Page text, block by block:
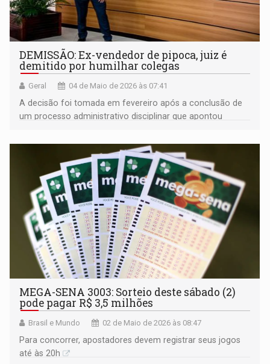
DEMISSÃO: Ex-vendedor de pipoca, juiz é
demitido por humilhar colegas
Geral 04 de Maio de 2026 às 07:41
A decisão foi tomada em fevereiro após a conclusão de
um processo administrativo disciplinar que apontou
MEGA-SENA 3003: Sorteio deste sábado (2)
pode pagar R$ 3,5 milhões
Brasil e Mundo 02 de Maio de 2026 às 08:47
Para concorrer, apostadores devem registrar seus jogos
até às 20h